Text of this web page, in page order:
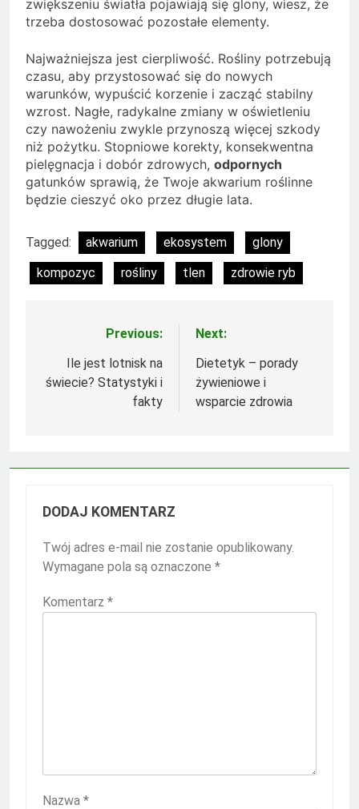
zwiększeniu światła pojawiają się glony, wiesz, że
trzeba dostosować pozostałe elementy.
Najważniejsza jest cierpliwość. Rośliny potrzebują
czasu, aby przystosować się do nowych
warunków, wypuścić korzenie i zacząć stabilny
wzrost. Nagłe, radykalne zmiany w oświetleniu
czy nawożeniu zwykle przynoszą więcej szkody
niż pożytku. Stopniowe korekty, konsekwentna
pielęgnacja i dobór zdrowych, odpornych
gatunków sprawią, że Twoje akwarium roślinne
będzie cieszyć oko przez długie lata.
Tagged: akwarium ekosystem
glony
kompozyc
rośliny tlen zdrowie ryb
Nawigacja
wpisu
Previous:
Ile jest lotnisk na
świecie? Statystyki i
fakty
Next:
Dietetyk – porady
żywieniowe i
wsparcie zdrowia
DODAJ KOMENTARZ
Twój adres e-mail nie zostanie opublikowany.
Wymagane pola są oznaczone *
Komentarz *
Nazwa *